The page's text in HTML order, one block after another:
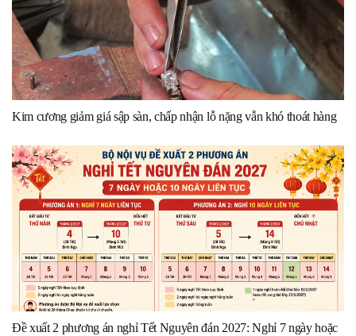
Kim cương giảm giá sập sàn, chấp nhận lỗ nặng vẫn khó thoát hàng
Đề xuất 2 phương án nghỉ Tết Nguyên đán 2027: Nghỉ 7 ngày hoặc